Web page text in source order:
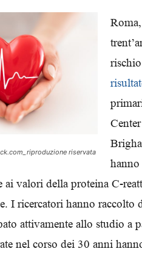
riservata
ai valori della proteina C-
I ricercatori hanno raccolto
attivamente allo studio
nel corso dei 30 anni